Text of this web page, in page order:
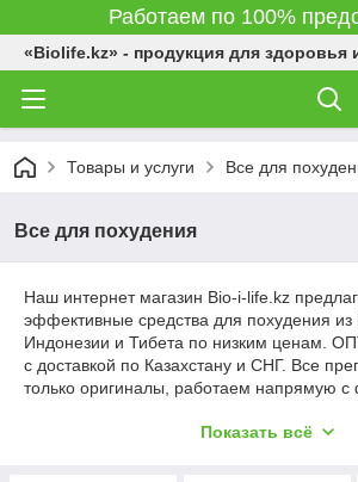
Работаем по 100%
«Biolife.kz» - продукция для здоровья
Товары и услуги Все для
Все для похудения
Наш интернет магазин Bio-i-life.kz
эффективные средства для похудения из
Индонезии и Тибета по низким ценам.
с доставкой по Казахстану и СНГ. Все
только оригиналы, работаем напрямую с
Перед использованием любых
Показать всё